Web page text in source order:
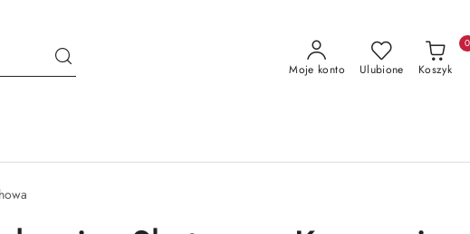
Moje konto Ulubione Koszyk
0